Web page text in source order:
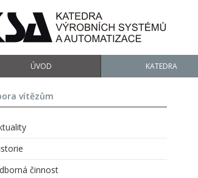
ÚVOD KATEDRA
vítězům
činnost